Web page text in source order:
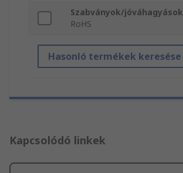
Szabványok/jóváhagyások
RoHS
Hasonló termékek keresése
Kapcsolódó linkek